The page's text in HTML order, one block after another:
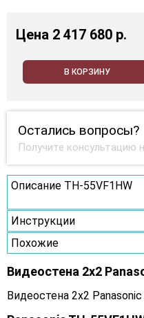
Цена 2 417 680 p.
В КОРЗИНУ
Остались вопросы?
Получите консультацию
Описание TH-55VF1HW
Инструкции
Похожие
Видеостена 2x2
Видеостена 2x2